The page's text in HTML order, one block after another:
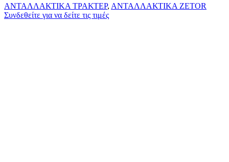
ΑΝΤΑΛΛΑΚΤΙΚΑ ΤΡΑΚΤΕΡ, ΑΝΤΑΛΛΑΚΤΙΚΑ ZETOR
Συνδεθείτε για να δείτε τις τιμές